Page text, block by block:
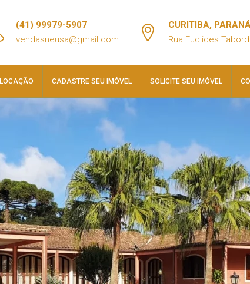
(41) 99979-5907
vendasneusa@gmail.com
CURITIBA,
Rua Euclides
LOCAÇÃO CADASTRE SEU IMÓVEL SOLICITE SEU IMÓVEL